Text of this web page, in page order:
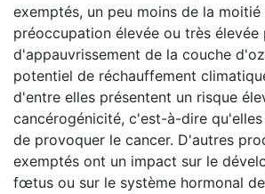
exemptés, un peu moins de la moitié
préoccupation élevée ou très
d'appauvrissement de la couche
potentiel de réchauffement
d'entre elles présentent un risque
cancérogénicité, c'est-à-dire
de provoquer le cancer. D'autres
exemptés ont un impact sur le
fœtus ou sur le système hormonal